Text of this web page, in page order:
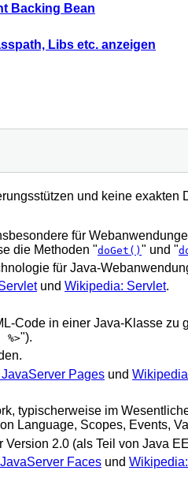
Backing Bean
Libs etc. anzeigen
und keine exakten
für
die Methoden "doGet() " und "
für Java-
und Wikipedia: Servlet.
Code in einer Java-Klasse
%>").
Pages und
typischerweise im
Language, Scopes, Events,
2.0 (als Teil von Java
Faces und